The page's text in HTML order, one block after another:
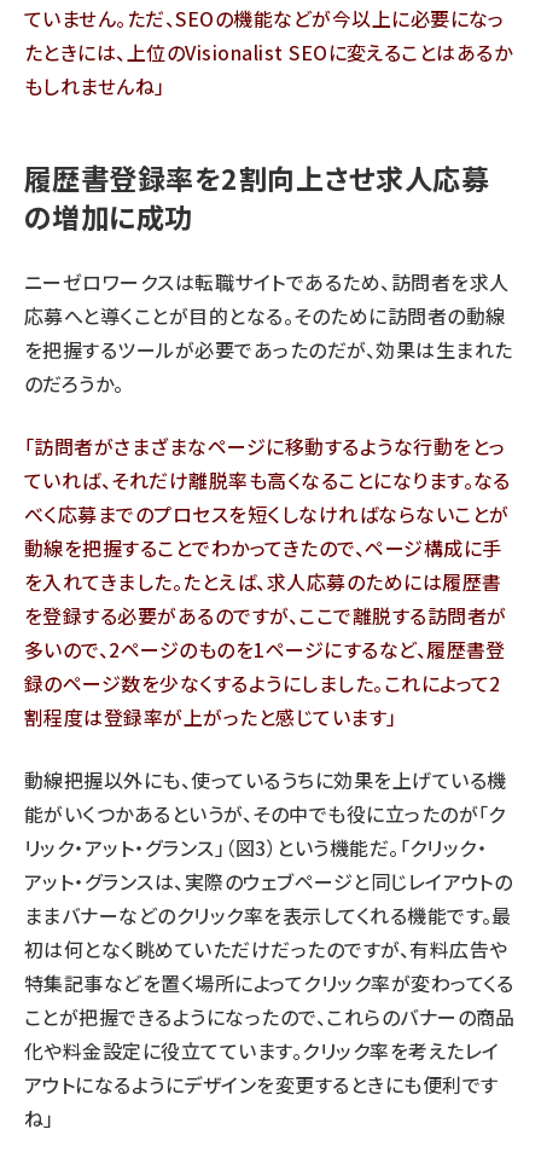
ていません。ただ、SEOの機能などが今以上に必要になっ
たときには、上位のVisionalist SEOに変えることはあるか
もしれませんね」
履歴書登録率を2割向上させ求人応募
の増加に成功
ニーゼロワークスは転職サイトであるため、訪問者を求人
応募へと導くことが目的となる。そのために訪問者の動線
を把握するツールが必要であったのだが、効果は生まれた
のだろうか。
「訪問者がさまざまなページに移動するような行動をとっ
ていれば、それだけ離脱率も高くなることになります。なる
べく応募までのプロセスを短くしなければならないことが
動線を把握することでわかってきたので、ページ構成に手
を入れてきました。たとえば、求人応募のためには履歴書
を登録する必要があるのですが、ここで離脱する訪問者が
多いので、2ページのものを1ページにするなど、履歴書登
録のページ数を少なくするようにしました。これによって2
割程度は登録率が上がったと感じています」
動線把握以外にも、使っているうちに効果を上げている機
能がいくつかあるというが、その中でも役に立ったのが「ク
リック・アット・グランス」（図3）という機能だ。「クリック・
アット・グランスは、実際のウェブページと同じレイアウトの
ままバナーなどのクリック率を表示してくれる機能です。最
初は何となく眺めていただけだったのですが、有料広告や
特集記事などを置く場所によってクリック率が変わってくる
ことが把握できるようになったので、これらのバナーの商品
化や料金設定に役立てています。クリック率を考えたレイ
アウトになるようにデザインを変更するときにも便利です
ね」